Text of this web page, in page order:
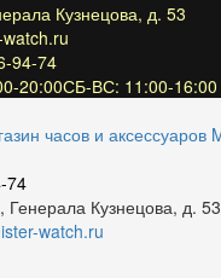
Кузнецова, д. 53
94-74
20:00СБ-ВС: 11:00-16:00
74
Генерала Кузнецова, д. 53
watch.ru